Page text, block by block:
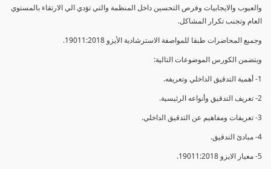
والعيوب والايجابيات وفرص التحسين داخل المنظمة والتي تؤدي الي الارتقاء بالمستوي
العام وتجنب تكرار المشاكل.
وجميع المحاضرات طبقا للمواصفة الاسترشادية الأيزو 19011:2018.
ويتضمن الكورس الموضوعات التالية:
1- أهمية التدقيق الداخلي وتعريفه.
2- تعريف التدقيق وأنواعه الرئيسية.
3- تعريفات ومفاهيم عن التدقيق الداخلي.
4- مبادئ التدقيق.
5- معيار الايزو 19011:2018.